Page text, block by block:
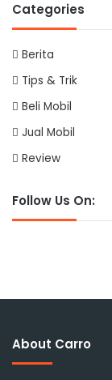
Categories
Berita
Tips & Trik
Beli Mobil
Jual Mobil
Review
Follow Us On:
About Carro